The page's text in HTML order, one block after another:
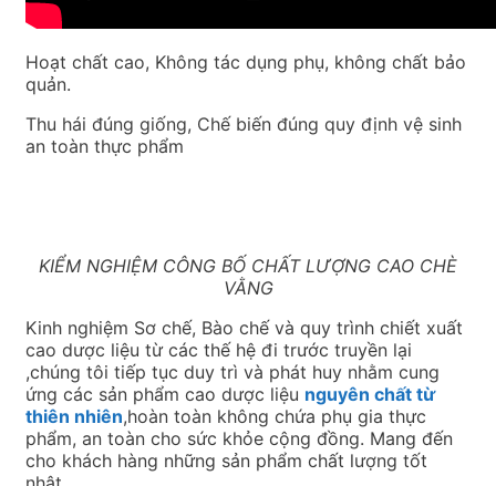
Hoạt chất cao, Không tác dụng phụ, không chất bảo
quản.
Thu hái đúng giống, Chế biến đúng quy định vệ sinh
an toàn thực phẩm
KIỂM NGHIỆM CÔNG BỐ CHẤT LƯỢNG CAO CHÈ
VẰNG
Kinh nghiệm Sơ chế, Bào chế và quy trình chiết xuất
cao dược liệu từ các thế hệ đi trước truyền lại
,chúng tôi tiếp tục duy trì và phát huy nhằm cung
ứng các sản phẩm cao dược liệu nguyên chất từ
thiên nhiên,hoàn toàn không chứa phụ gia thực
phẩm, an toàn cho sức khỏe cộng đồng. Mang đến
cho khách hàng những sản phẩm chất lượng tốt